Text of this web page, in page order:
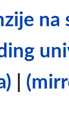
na